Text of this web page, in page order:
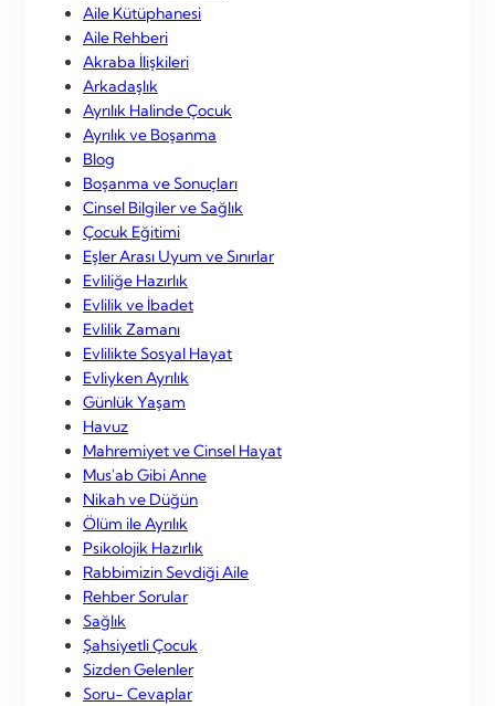
Aile Kütüphanesi
Aile Rehberi
Akraba İlişkileri
Arkadaşlık
Ayrılık Halinde Çocuk
Ayrılık ve Boşanma
Blog
Boşanma ve Sonuçları
Cinsel Bilgiler ve Sağlık
Çocuk Eğitimi
Eşler Arası Uyum ve Sınırlar
Evliliğe Hazırlık
Evlilik ve İbadet
Evlilik Zamanı
Evlilikte Sosyal Hayat
Evliyken Ayrılık
Günlük Yaşam
Havuz
Mahremiyet ve Cinsel Hayat
Mus'ab Gibi Anne
Nikah ve Düğün
Ölüm ile Ayrılık
Psikolojik Hazırlık
Rabbimizin Sevdiği Aile
Rehber Sorular
Sağlık
Şahsiyetli Çocuk
Sizden Gelenler
Soru- Cevaplar